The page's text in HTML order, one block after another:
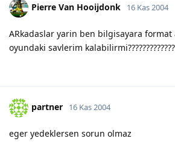
Pierre Van Hooijdonk 16 Kas 2004
ARkadaslar yarin ben bilgisayara format
oyundaki savlerim
partner 16 Kas 2004
eger yedeklersen sorun olmaz